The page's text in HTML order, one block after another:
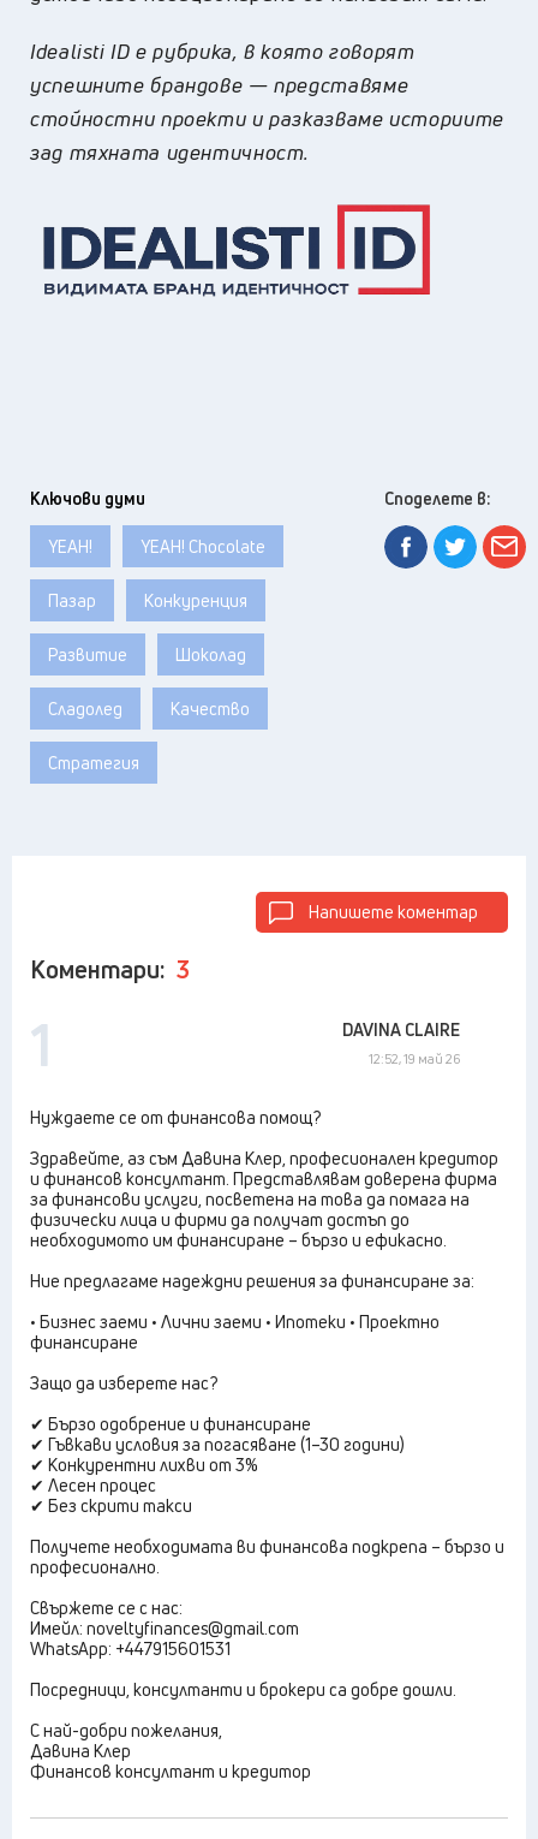
Idealisti ID е рубрика, в която говорят
успешните брандове — представяме
стойностни проекти и разказваме историите
зад тяхната идентичност.
Ключови думи
YEAH! YEAH! Chocolate
Пазар Конкуренция
Развитие Шоколад
Сладолед Качество
Стратегия
Споделете в:
Напишете коментар
Коментари: 3
1 DAVINA CLAIRE
12:52, 19 май 26
Нуждаете се от финансова помощ?
Здравейте, аз съм Давина Клер, професионален кредитор
и финансов консултант. Представлявам доверена фирма
за финансови услуги, посветена на това да помага на
физически лица и фирми да получат достъп до
необходимото им финансиране – бързо и ефикасно.
Ние предлагаме надеждни решения за финансиране за:
• Бизнес заеми • Лични заеми • Ипотеки • Проектно
финансиране
Защо да изберете нас?
✔ Бързо одобрение и финансиране
✔ Гъвкави условия за погасяване (1–30 години)
✔ Конкурентни лихви от 3%
✔ Лесен процес
✔ Без скрити такси
Получете необходимата ви финансова подкрепа – бързо и
професионално.
Свържете се с нас:
Имейл: noveltyfinances@gmail.com
WhatsApp: +447915601531
Посредници, консултанти и брокери са добре дошли.
С най-добри пожелания,
Давина Клер
Финансов консултант и кредитор